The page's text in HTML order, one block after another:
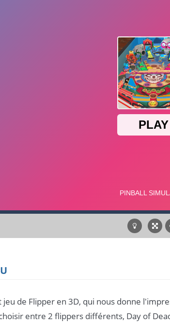
de Flipper en 3D, qui nous donne
entre 2 flippers différents, Day of